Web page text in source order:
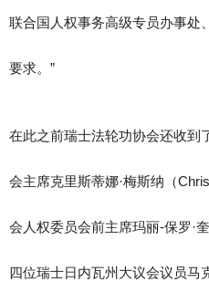
联合国人权事务高级专员办事处
要求。”
在此之前瑞士法轮功协会还收到
会主席克里斯蒂娜·梅斯纳（
会人权委员会前主席玛丽-保罗·
四位瑞士日内瓦州大议会议员马